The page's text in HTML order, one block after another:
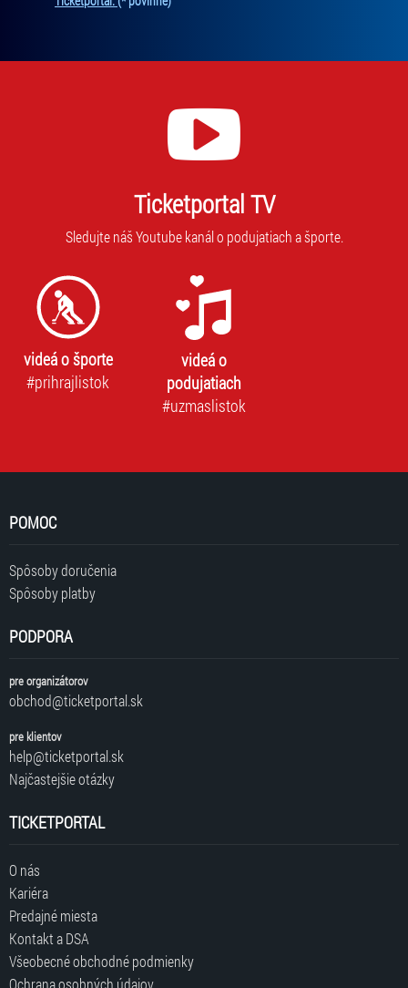
Ticketportal TV
Sledujte náš Youtube kanál o podujatiach a športe.
videá o športe
#prihrajlistok
videá o
podujatiach
#uzmaslistok
POMOC
Spôsoby doručenia
Spôsoby platby
PODPORA
pre organizátorov
obchod@ticketportal.sk
pre klientov
help@ticketportal.sk
Najčastejšie otázky
TICKETPORTAL
O nás
Kariéra
Predajné miesta
Kontakt a DSA
Všeobecné obchodné podmienky
Ochrana osobných údajov